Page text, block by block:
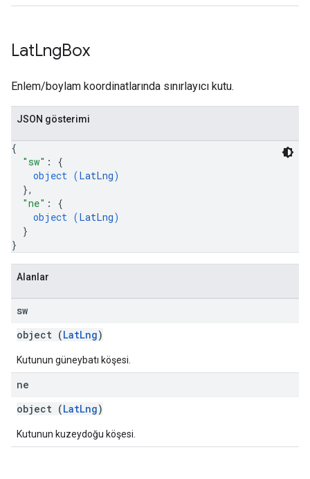
LatLngBox
Enlem/boylam koordinatlarında sınırlayıcı kutu.
JSON gösterimi
{
"sw" : {
object (LatLng)
},
"ne" : {
object (LatLng)
}
}
Alanlar
sw
object (LatLng)
Kutunun güneybatı köşesi.
ne
object (LatLng)
Kutunun kuzeydoğu köşesi.